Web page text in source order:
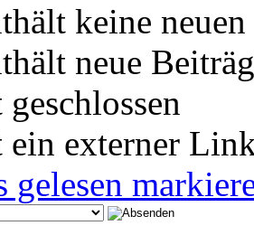
keine
neue
ein externer
gelesen